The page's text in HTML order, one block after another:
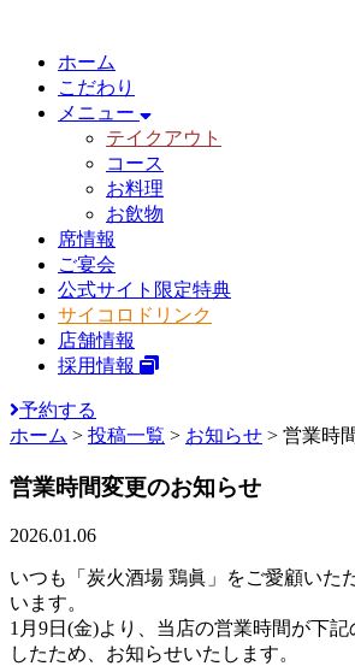
ホーム
こだわり
メニュー
テイクアウト
コース
お料理
お飲物
席情報
ご宴会
公式サイト限定特典
サイコロドリンク
店舗情報
採用情報
予約する
ホーム > 投稿一覧 > お知らせ > 営業時
営業時間変更のお知らせ
2026.01.06
いつも「炭火酒場 鶏眞」をご愛顧いた
います。
1月9日(金)より、当店の営業時間が下記
したため、お知らせいたします。